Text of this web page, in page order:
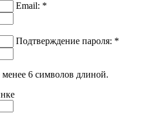
Email: *
Подтверждение пароля: *
6 символов длиной.